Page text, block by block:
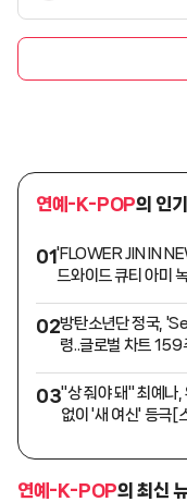
연예-K-POP의 인
01'FLOWER JIN IN
드와이드 큐티 아미
02방탄소년단 정국,
령..글로벌 차트 159
03"상 줘야 돼" 최예나,
없이 '새 여신' 등극[
연예-K-POP의 최신